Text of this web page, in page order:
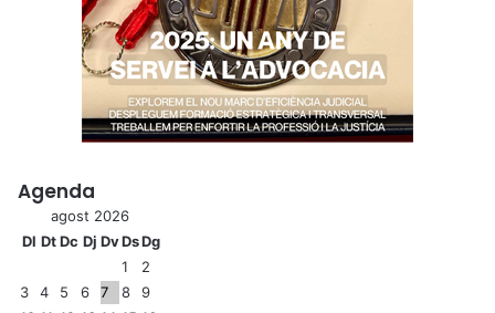
Agenda
agost 2026
Dl DtDc Dj DvDsDg
1
2
3
4 5 6 7 8
9